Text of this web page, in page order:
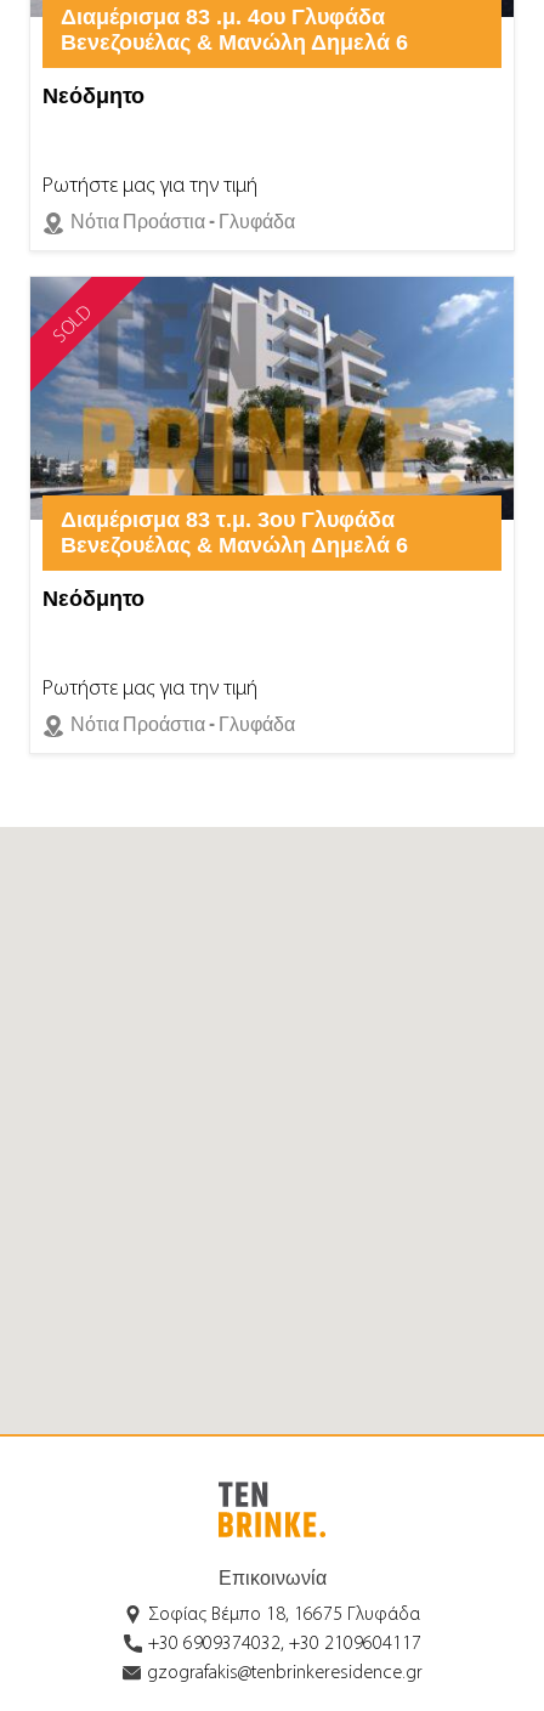
Διαμέρισμα 83 .μ. 4ου Γλυφάδα
Βενεζουέλας & Μανώλη Δημελά 6
Νεόδμητο
Ρωτήστε μας για την τιμή
Νότια Προάστια - Γλυφάδα
SOLD
Διαμέρισμα 83 τ.μ. 3ου Γλυφάδα
Βενεζουέλας & Μανώλη Δημελά 6
Νεόδμητο
Ρωτήστε μας για την τιμή
Νότια Προάστια - Γλυφάδα
Επικοινωνία
Σοφίας Βέμπο 18, 16675 Γλυφάδα
+30 6909374032, +30 2109604117
gzografakis@tenbrinkeresidence.gr